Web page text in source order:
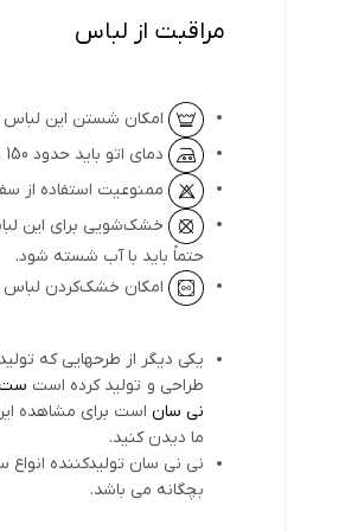
مراقبت از لباس
امکان شستن این لباس در دمای 30
دمای اتو باید حدود 150 درجه باشد.
ممنوعیت استفاده از
خشک‌شویی برای این
حتماً باید با آب شسته شود.
امکان خشک‌کردن
یکی دیگر از طرحهایی که
طراحی و تولید کرده است
نی سان است برای مشاهده
ما دیدن کنید.
نی نی سان تولیدکننده
بچگانه می باشد.